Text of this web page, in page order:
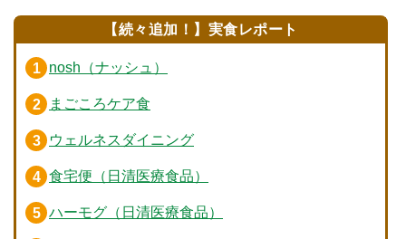
【続々追加！】実食レポート
nosh（ナッシュ）
まごころケア食
ウェルネスダイニング
食宅便（日清医療食品）
ハーモグ（日清医療食品）